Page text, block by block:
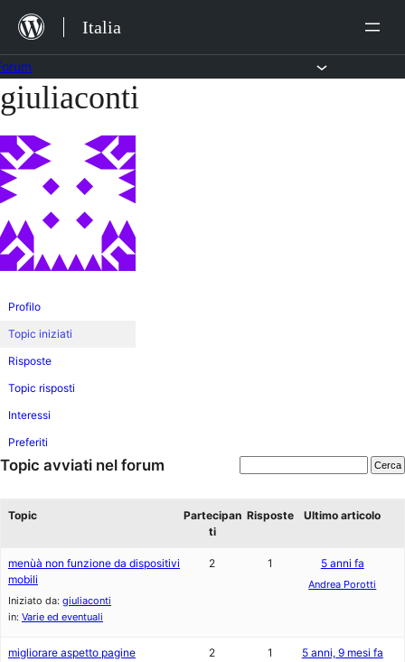
Salta
contenuto
Italia
Vai
al
contenuto
giuliaconti
Profilo
Topic iniziati
Risposte
Topic risposti
Interessi
Preferiti
Topic avviati nel forum
Topic
Partecipan
ti
Risposte Ultimo articolo
menùà non funzione da dispositivi
mobili
Iniziato da: giuliaconti
in: Varie ed eventuali
2 1 5 anni fa
Andrea Porotti
migliorare aspetto pagine 2 1 5 anni, 9 mesi fa